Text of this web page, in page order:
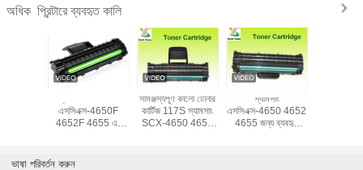
অধিক প্রিন্টারে ব্যবহৃত কালি
এসসিএক্স-4650F
4652F 4655 এর
সামঞ্জস্যপূর্ণ কালো টোনার
কার্টিজ 117S স্যামসাং
SCX-4650 4652
স্যামসাং
এসসিএক্স-4650 4652
4655 জন্য ব্যবহৃত
ভাষা পরিবর্তন করুন